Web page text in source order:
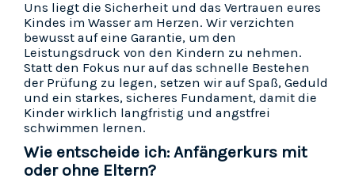
Uns liegt die Sicherheit und das Vertrauen eures
Kindes im Wasser am Herzen. Wir verzichten
bewusst auf eine Garantie, um den
Leistungsdruck von den Kindern zu nehmen.
Statt den Fokus nur auf das schnelle Bestehen
der Prüfung zu legen, setzen wir auf Spaß, Geduld
und ein starkes, sicheres Fundament, damit die
Kinder wirklich langfristig und angstfrei
schwimmen lernen.
Wie entscheide ich: Anfängerkurs mit
oder ohne Eltern?